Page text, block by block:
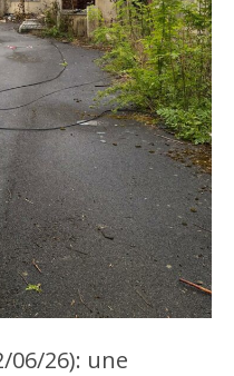
06/26): une